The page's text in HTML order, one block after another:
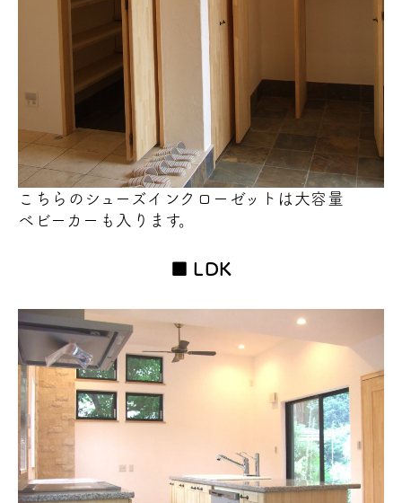
こちらのシューズインクローゼットは大容量
ベビーカーも入ります。
LDK